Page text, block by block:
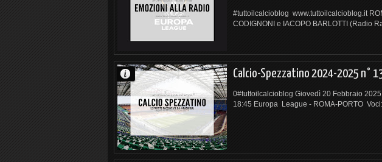
#tuttoilcalcioblog www.tuttoilcalcioblog.it
CODIGNONI e IACOPO BARLOTTI (Radio
Calcio-Spezzatino 2024-2025 n°
0#tuttoilcalcioblog Giovedì 20 Febbraio
18:45 Europa League - ROMA-PORTO